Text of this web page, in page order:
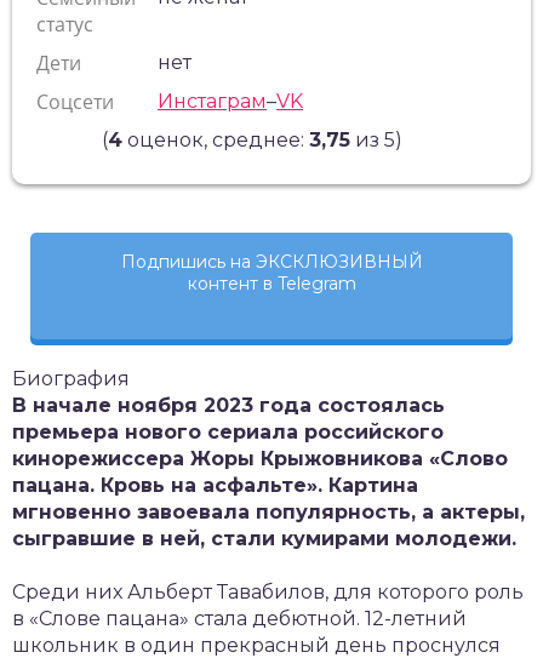
статус
Дети нет
Соцсети Инстаграм–VK
(4 оценок, среднее: 3,75 из 5)
Подпишись на ЭКСКЛЮЗИВНЫЙ
контент в Telegram
Биография
В начале ноября 2023 года состоялась
премьера нового сериала российского
кинорежиссера Жоры Крыжовникова «Слово
пацана. Кровь на асфальте». Картина
мгновенно завоевала популярность, а актеры,
сыгравшие в ней, стали кумирами молодежи.
Среди них Альберт Тавабилов, для которого роль
в «Слове пацана» стала дебютной. 12-летний
школьник в один прекрасный день проснулся